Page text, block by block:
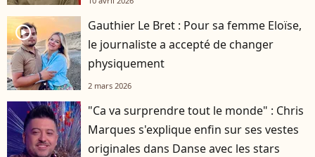
player2
Gauthier Le Bret : Pour sa femme Eloïse,
le journaliste a accepté de changer
physiquement
2 mars 2026
"Ca va surprendre tout le monde" : Chris
Marques s'explique enfin sur ses vestes
originales dans Danse avec les stars